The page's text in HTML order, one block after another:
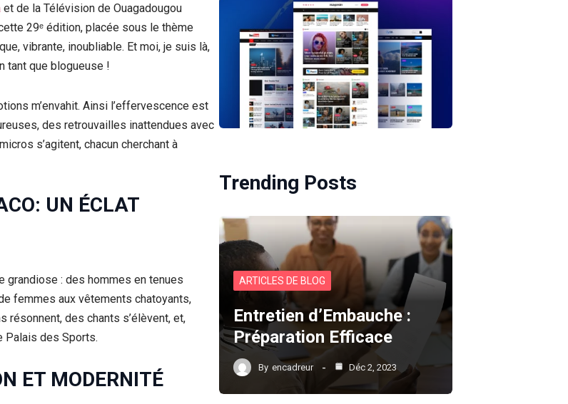
et de la Télévision de Ouagadougou
29ᵉ édition, placée sous le thème
vibrante, inoubliable. Et moi, je suis là,
tant que blogueuse !
m’envahit. Ainsi l’effervescence est
des retrouvailles inattendues avec
s’agitent, chacun cherchant à
UN ÉCLAT
grandiose : des hommes en tenues
femmes aux vêtements chatoyants,
résonnent, des chants s’élèvent, et,
Palais des Sports.
ET MODERNITÉ
Trending Posts
ARTICLES DE BLOG
Entretien d’Embauche :
Préparation Efficace
By encadreur Déc 2, 2023